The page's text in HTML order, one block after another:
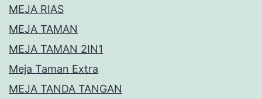
MEJA RIAS
MEJA TAMAN
MEJA TAMAN 2IN1
Meja Taman Extra
MEJA TANDA TANGAN